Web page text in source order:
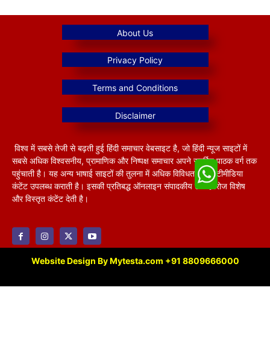
विश्व में सबसे तेजी से बढ़ती हुई हिंदी समाचार वेबसाइट है, जो हिंदी न्यूज साइटों में
सबसे अधिक विश्वसनीय, प्रामाणिक और निष्पक्ष समाचार अपने समर्पित पाठक वर्ग तक
पहुंचाती है। यह अन्य भाषाई साइटों की तुलना में अधिक विविधतापूर्ण मल्टीमीडिया
कंटेंट उपलब्ध कराती है। इसकी प्रतिबद्ध ऑनलाइन संपादकीय टीम हररोज विशेष
और विस्तृत कंटेंट देती है।
Website Design By Mytesta.com +91 8809666000